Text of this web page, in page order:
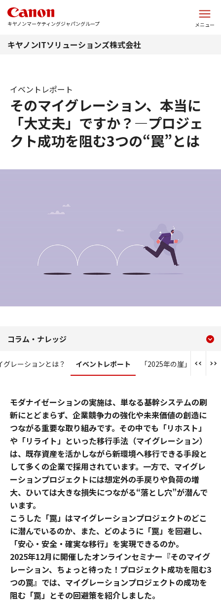
キヤノンマーケティングジャパングループ メニュー
キヤノンITソリューションズ株式会社
そのマイグレーション、本当に
「大丈夫」ですか？―プロジェ
クト成功を阻む3つの“罠”とは
イベントレポート
イベントレポート：その
コラム・ナレッジ
グレーションとは？ イベントレポート 「2025年の崖」を越え
モダナイゼーションの実施は、単なる基幹システムの刷
新にとどまらず、企業競争力の強化や未来価値の創造に
つながる重要な取り組みです。その中でも「リホスト」
や「リライト」といった移行手法（マイグレーション）
は、既存資産を活かしながら新環境へ移行できる手段と
して多くの企業で採用されています。一方で、マイグレ
ーションプロジェクトには想定外の手戻りや負荷の増
大、ひいては大きな損失につながる“落とし穴”が潜んで
います。
こうした「罠」はマイグレーションプロジェクトのどこ
に潜んでいるのか、また、どのように「罠」を回避し、
「安心・安全・確実な移行」を実現できるのか。
2025年12月に開催したオンラインセミナー『そのマイグ
レーション、ちょっと待った！プロジェクト成功を阻む3
つの罠』では、マイグレーションプロジェクトの成功を
阻む「罠」とその回避策を紹介しました。